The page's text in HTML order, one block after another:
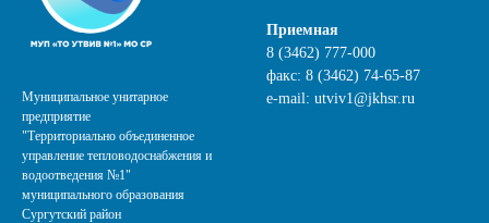
Муниципальное унитарное
предприятие
"Территориально объединенное
управление тепловодоснабжения и
водоотведения №1"
муниципального образования
Сургутский район
Приемная
8 (3462) 777-000
факс: 8 (3462) 74-65-87
e-mail: utviv1@jkhsr.ru